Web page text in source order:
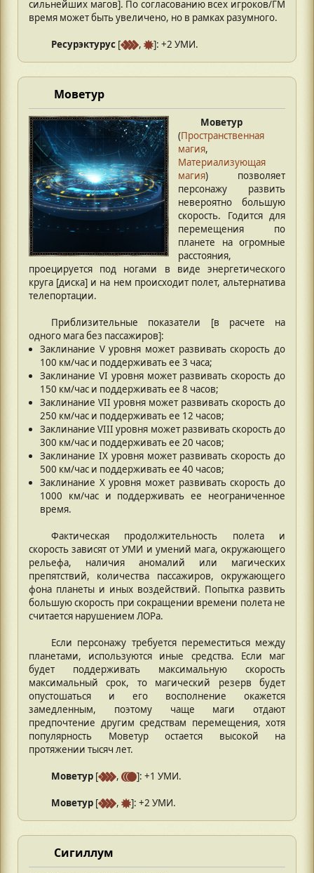
сильнейших магов]. По согласованию всех игроков/ГМ
время может быть увеличено, но в рамках разумного.
Ресурэктурус [ , ]: +2 УМИ.
Моветур
Моветур
(Пространственная
магия,
Материализующая
магия) позволяет
персонажу развить
невероятно большую
скорость. Годится для
перемещения по
планете на огромные
расстояния,
проецируется под ногами в виде энергетического
круга [диска] и на нем происходит полет, альтернатива
телепортации.
Приблизительные показатели [в расчете на
одного мага без пассажиров]:
Заклинание V уровня может развивать скорость до
100 км/час и поддерживать ее 3 часа;
Заклинание VI уровня может развивать скорость до
150 км/час и поддерживать ее 8 часов;
Заклинание VII уровня может развивать скорость до
250 км/час и поддерживать ее 12 часов;
Заклинание VIII уровня может развивать скорость до
300 км/час и поддерживать ее 20 часов;
Заклинание IX уровня может развивать скорость до
500 км/час и поддерживать ее 40 часов;
Заклинание X уровня может развивать скорость до
1000 км/час и поддерживать ее неограниченное
время.
Фактическая продолжительность полета и
скорость зависят от УМИ и умений мага, окружающего
рельефа, наличия аномалий или магических
препятствий, количества пассажиров, окружающего
фона планеты и иных воздействий. Попытка развить
большую скорость при сокращении времени полета не
считается нарушением ЛОРа.
Если персонажу требуется переместиться между
планетами, используются иные средства. Если маг
будет поддерживать максимальную скорость
максимальный срок, то магический резерв будет
опустошаться и его восполнение окажется
замедленным, поэтому чаще маги отдают
предпочтение другим средствам перемещения, хотя
популярность Моветур остается высокой на
протяжении тысяч лет.
Моветур [ , ]: +1 УМИ.
Моветур [ , ]: +2 УМИ.
Сигиллум